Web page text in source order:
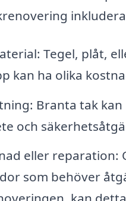
Tegel, plåt,
kan ha olika
Branta tak kan
och
eller reparation:
som behöver